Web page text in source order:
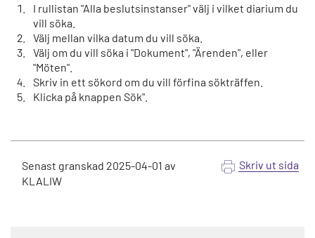
I rullistan "Alla beslutsinstanser" välj i vilket diarium du
vill söka.
Välj mellan vilka datum du vill söka.
Välj om du vill söka i "Dokument", "Ärenden", eller
"Möten".
Skriv in ett sökord om du vill förfina sökträffen.
Klicka på knappen Sök".
Senast granskad 2025-04-01 av
KLALIW
Skriv ut sida